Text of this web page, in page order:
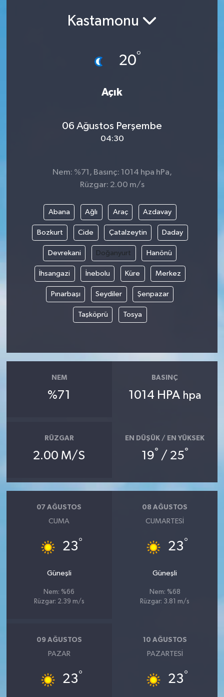
Kastamonu
20°
Açık
06 Ağustos Perşembe
04:30
Nem: %71, Basınç: 1014 hpa hPa,
Rüzgar: 2.00 m/s
Abana Ağlı Araç Azdavay
Bozkurt Cide Çatalzeytin Daday
Devrekani Doğanyurt Hanönü
İhsangazi İnebolu Küre Merkez
Pınarbaşı Seydiler Şenpazar
Taşköprü Tosya
NEM
%71
BASINÇ
1014 HPA hpa
RÜZGAR
2.00 M/S
EN DÜŞÜK / EN YÜKSEK
19° / 25°
07 AĞUSTOS
CUMA
23°
Güneşli
Nem: %66
Rüzgar: 2.39 m/s
08 AĞUSTOS
CUMARTESI
23°
Güneşli
Nem: %68
Rüzgar: 3.81 m/s
09 AĞUSTOS
PAZAR
23°
10 AĞUSTOS
PAZARTESI
23°
Finans
Gayrimenkul
GENEL
GÜNDEM
Güvenlik
HABERDE İNSAN
İş Dünyası
Jandarma
KÜLTÜR SANAT
Otomobil
Sağlık
SPOR HABERLERİ
Turizm
ÜLKE GÜNDEMİ